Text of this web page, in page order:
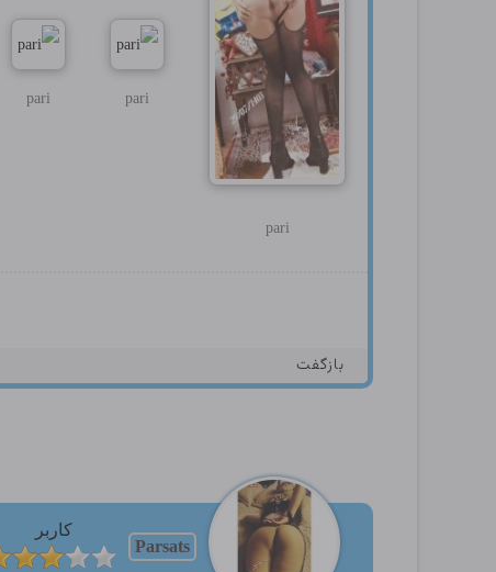
pari
pari
pari
بازگفت
Parsats
کاربر